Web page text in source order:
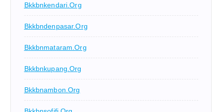
Bkkbnkendari.org
Bkkbndenpasar.org
Bkkbnmataram.org
Bkkbnkupang.org
Bkkbnambon.org